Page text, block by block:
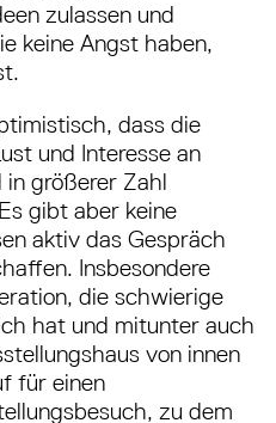
zulassen und
keine Angst haben,
dass die
und Interesse an
in größerer Zahl
gibt aber keine
aktiv das Gespräch
Insbesondere
die schwierige
hat und mitunter auch
von innen
für einen
zu dem